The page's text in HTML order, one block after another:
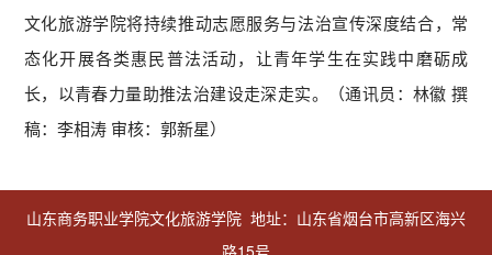
文化旅游学院将持续推动志愿服务与法治宣传深度结合，常
态化开展各类惠民普法活动，让青年学生在实践中磨砺成
长，以青春力量助推法治建设走深走实。（通讯员：林徽 撰
稿：李相涛 审核：郭新星）
山东商务职业学院文化旅游学院 地址：山东省烟台市高新区海兴